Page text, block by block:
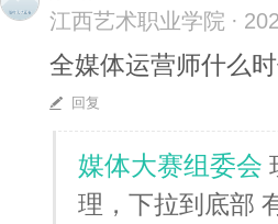
江西艺术职业学院 ·
全媒体运营师什么
回复
媒体大赛组委会
理，下拉到底部